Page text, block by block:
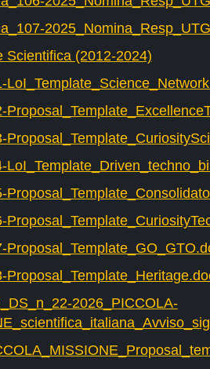
Scientifica (2012-2024)
2026_PICCOLA-